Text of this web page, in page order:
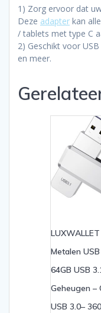
1) Zorg ervoor dat
Deze adapter kan
/ tablets met type C
2) Geschikt voor
en meer.
Metalen
64GB USB
Geheugen –
USB 3.0–